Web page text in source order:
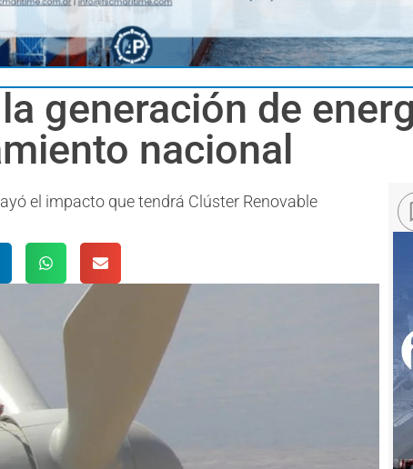
generación de
nacional
el impacto que tendrá Clúster Renovable